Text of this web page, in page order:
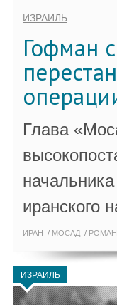
ИЗРАИЛЬ
Гофман
Глава
иранского
ИРАН МОСАД
ИЗРАИЛЬ